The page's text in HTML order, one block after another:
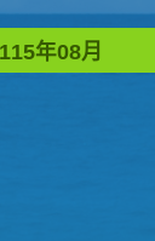
115年08月